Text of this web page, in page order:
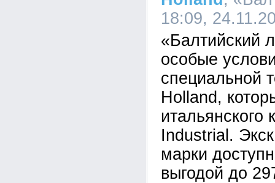
18:09,
«Балтийский
особые
специальной
Holland,
итальянского
Industrial.
марки
выгодой до